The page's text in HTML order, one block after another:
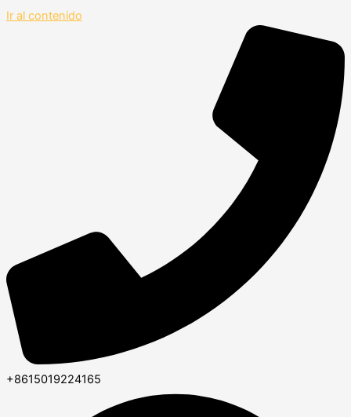
Ir al contenido
+8615019224165